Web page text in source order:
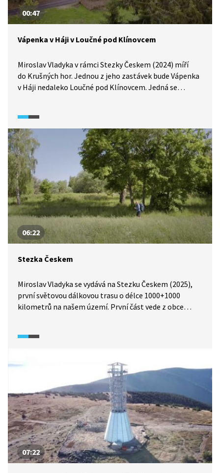
00:47
Vápenka v Háji v Loučné pod Klínovcem
Miroslav Vladyka v rámci Stezky Českem (2024) míří
do Krušných hor. Jednou z jeho zastávek bude Vápenka
v Háji nedaleko Loučné pod Klínovcem. Jedná se
Erzgebirge/Krušnohoří.
06:22
Stezka Českem
Miroslav Vladyka se vydává na Stezku Českem (2025),
první světovou dálkovou trasu o délce 1000+1000
kilometrů na našem území. První část vede z obce
Českem, kteří nám celý projekt blíže představí.
07:22